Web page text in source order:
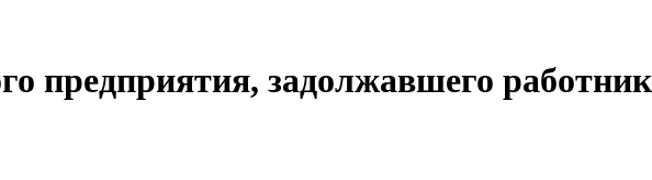
предприятия, задолжавшего